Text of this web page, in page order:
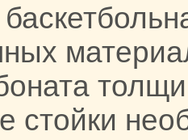
стойки